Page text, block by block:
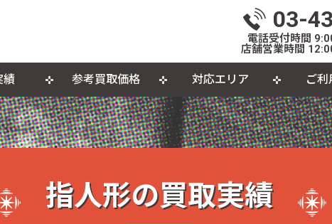
03-
電話受付時間
店舗営業時間
おもちゃ
カセットテープ パソ
績 参考買取価格 対応エリア ご利
て 出張買取について LINE
おしらせ 個人
指人形の買取実績